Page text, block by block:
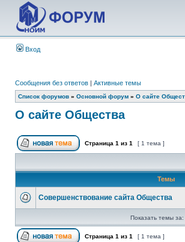
Вход
Сообщения без ответов | Активные темы
Список форумов » Основной форум » О сайте
О сайте Общества
Страница 1 из 1 [ 1 тема ]
Темы
Совершенствование сайта Общества
Показать темы за:
Страница 1 из 1 [ 1 тема ]